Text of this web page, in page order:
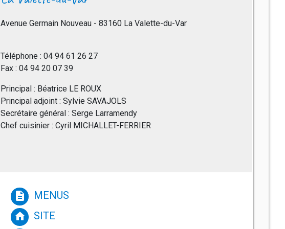
Avenue Germain Nouveau - 83160 La Valette-du-Var
Téléphone : 04 94 61 26 27
Fax : 04 94 20 07 39
Principal : Béatrice LE ROUX
Principal adjoint : Sylvie SAVAJOLS
Secrétaire général : Serge Larramendy
Chef cuisinier : Cyril MICHALLET-FERRIER
description
MENUS
home
SITE